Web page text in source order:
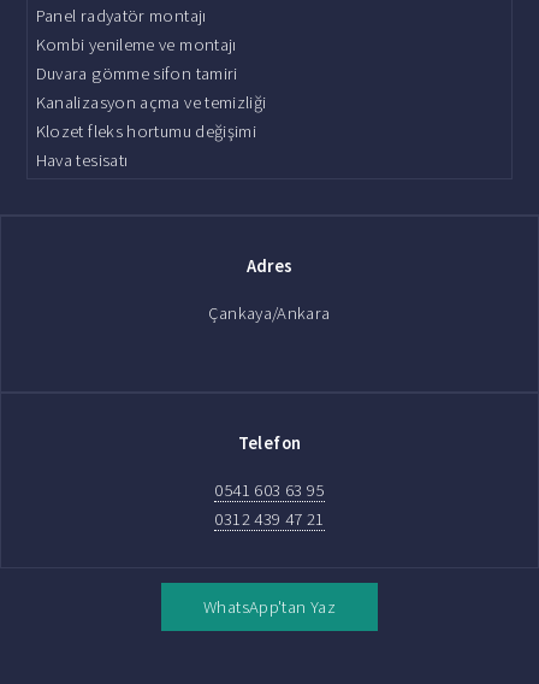
Panel radyatör montajı
Kombi yenileme ve montajı
Duvara gömme sifon tamiri
Kanalizasyon açma ve temizliği
Klozet fleks hortumu değişimi
Hava tesisatı
Adres
Çankaya/Ankara
Telefon
0541 603 63 95
0312 439 47 21
WhatsApp'tan Yaz